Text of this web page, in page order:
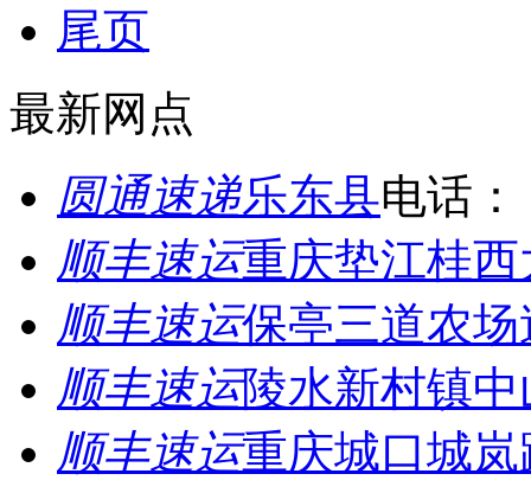
尾页
最新网点
圆通速递乐东县电话：
顺丰速运重庆垫江桂
顺丰速运保亭三道农
顺丰速运陵水新村镇
顺丰速运重庆城口城